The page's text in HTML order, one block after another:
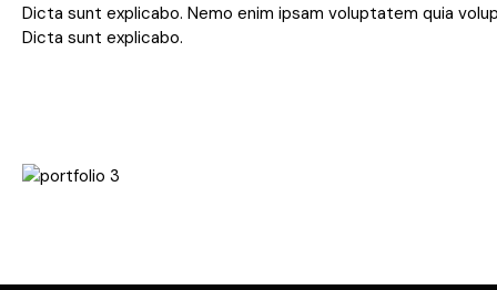
Dicta sunt explicabo. Nemo enim ipsam voluptatem quia
Dicta sunt explicabo.